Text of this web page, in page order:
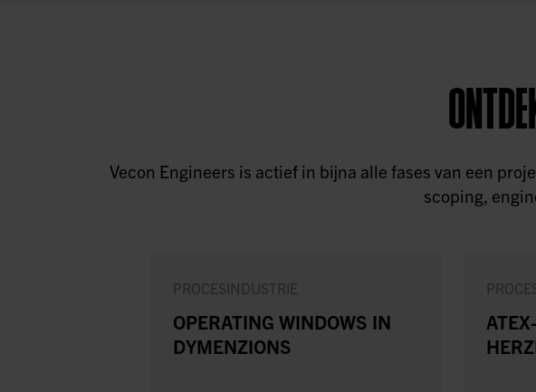
Vecon Engineers is actief in bijna alle fases van een
scoping,
PROCESINDUSTRIE
OPERATING WINDOWS IN
DYMENZIONS